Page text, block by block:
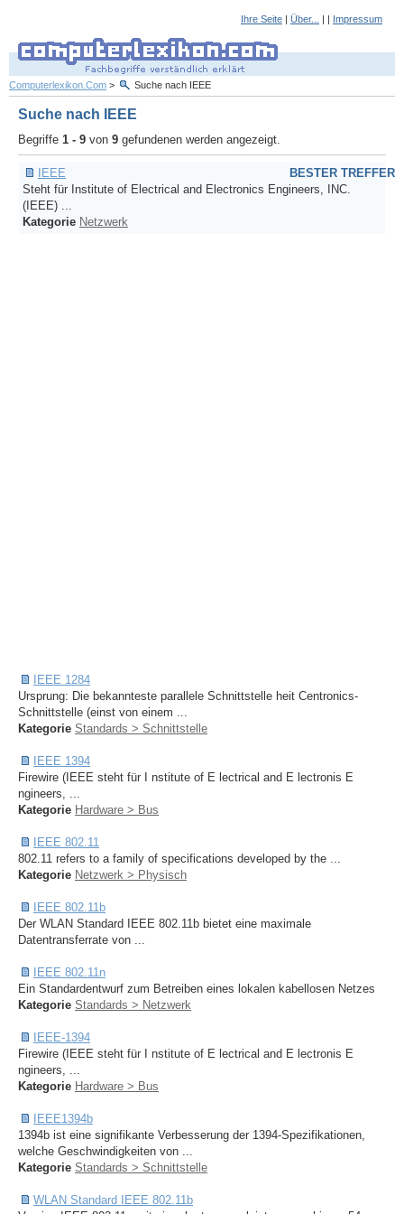
Ihre Seite | Über... | | Impressum
Computerlexikon.Com > Suche nach IEEE
Suche nach IEEE
Begriffe 1 - 9 von 9 gefundenen werden angezeigt.
BESTER TREFFER
IEEE
Steht für Institute of Electrical and Electronics Engineers, INC.
(IEEE) ...
Kategorie Netzwerk
IEEE 1284
Ursprung: Die bekannteste parallele Schnittstelle heit Centronics-
Schnittstelle (einst von einem ...
Kategorie Standards > Schnittstelle
IEEE 1394
Firewire (IEEE steht für I nstitute of E lectrical and E lectronis E
ngineers, ...
Kategorie Hardware > Bus
IEEE 802.11
802.11 refers to a family of specifications developed by the ...
Kategorie Netzwerk > Physisch
IEEE 802.11b
Der WLAN Standard IEEE 802.11b bietet eine maximale
Datentransferrate von ...
IEEE 802.11n
Ein Standardentwurf zum Betreiben eines lokalen kabellosen Netzes
Kategorie Standards > Netzwerk
IEEE-1394
Firewire (IEEE steht für I nstitute of E lectrical and E lectronis E
ngineers, ...
Kategorie Hardware > Bus
IEEE1394b
1394b ist eine signifikante Verbesserung der 1394-Spezifikationen,
welche Geschwindigkeiten von ...
Kategorie Standards > Schnittstelle
WLAN Standard IEEE 802.11b